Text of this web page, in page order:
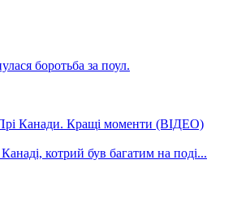
Прі Канади. Кращі моменти (ВІДЕО)